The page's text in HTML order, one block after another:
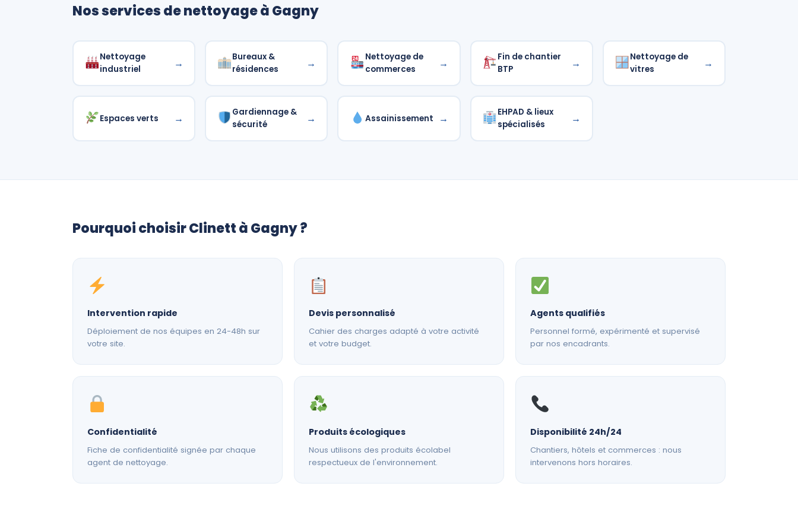
Nos services de nettoyage à Gagny
Nettoyage
industriel
→
Bureaux &
résidences
→
Nettoyage de
commerces
→
Fin de chantier
BTP
→
Nettoyage de
vitres
→
Espaces verts →
Gardiennage &
sécurité
→ Assainissement →
EHPAD & lieux
spécialisés
→
Pourquoi choisir Clinett à Gagny ?
Intervention rapide
Déploiement de nos équipes en 24-48h sur
votre site.
Devis personnalisé
Cahier des charges adapté à votre activité
et votre budget.
Agents qualifiés
Personnel formé, expérimenté et supervisé
par nos encadrants.
Confidentialité
Fiche de confidentialité signée par chaque
agent de nettoyage.
Produits écologiques
Nous utilisons des produits écolabel
respectueux de l'environnement.
Disponibilité 24h/24
Chantiers, hôtels et commerces : nous
intervenons hors horaires.